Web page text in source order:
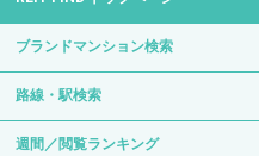
ブランドマンション検索
路線・駅検索
週間／閲覧ランキング